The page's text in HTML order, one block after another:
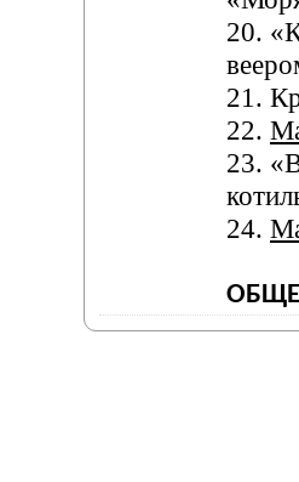
20.
21.
22.
23.
24.